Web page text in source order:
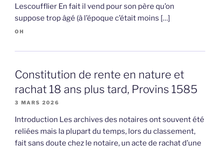
Lescoufflier En fait il vend pour son père qu’on
suppose trop âgé (à l’époque c’était moins […]
OH
Constitution de rente en nature et
rachat 18 ans plus tard, Provins 1585
3 MARS 2026
Introduction Les archives des notaires ont souvent été
reliées mais la plupart du temps, lors du classement,
fait sans doute chez le notaire, un acte de rachat d’une